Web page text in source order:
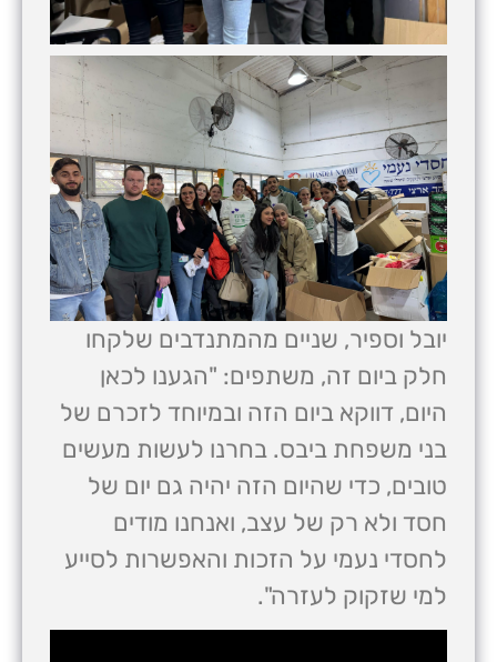
יובל וספיר, שניים מהמתנדבים שלקחו
חלק ביום זה, משתפים: "הגענו לכאן
היום, דווקא ביום הזה ובמיוחד לזכרם של
בני משפחת ביבס. בחרנו לעשות מעשים
טובים, כדי שהיום הזה יהיה גם יום של
חסד ולא רק של עצב, ואנחנו מודים
לחסדי נעמי על הזכות והאפשרות לסייע
למי שזקוק לעזרה".